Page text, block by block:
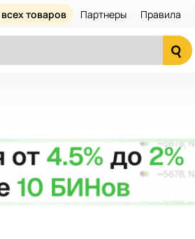
товаров Партнеры Правила